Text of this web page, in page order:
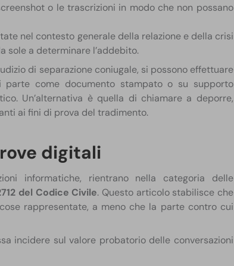
o le trascrizioni in modo che non possano
nel contesto generale della relazione e della crisi
sole a determinare l’addebito.​
di separazione coniugale, si possono effettuare
come documento stampato o su supporto
Un’alternativa è quella di chiamare a deporre,
ai fini di prova del tradimento.​
digitali
informatiche, rientrano nella categoria delle
del Codice Civile. Questo articolo stabilisce che
rappresentate, a meno che la parte contro cui
incidere sul valore probatorio delle conversazioni